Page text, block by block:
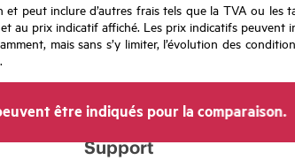
peut inclure d’autres frais tels que la TVA ou les
au prix indicatif affiché. Les prix indicatifs peuvent
mais sans s’y limiter, l’évolution des
être indiqués pour la comparaison.
Support